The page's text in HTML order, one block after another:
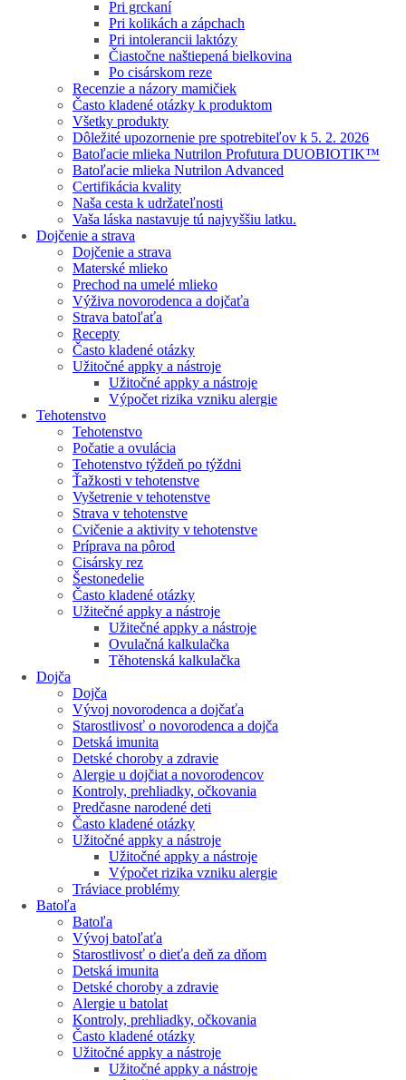
Pri grckaní
Pri kolikách a zápchach
Pri intolerancii laktózy
Čiastočne naštiepená bielkovina
Po cisárskom reze
Recenzie a názory mamičiek
Často kladené otázky k produktom
Všetky produkty
Dôležité upozornenie pre spotrebiteľov k 5. 2. 2026
Batoľacie mlieka Nutrilon Profutura DUOBIOTIK™
Batoľacie mlieka Nutrilon Advanced
Certifikácia kvality
Naša cesta k udržateľnosti
Vaša láska nastavuje tú najvyššiu latku.
Dojčenie a strava
Dojčenie a strava
Materské mlieko
Prechod na umelé mlieko
Výživa novorodenca a dojčaťa
Strava batoľaťa
Recepty
Často kladené otázky
Užitočné appky a nástroje
Užitočné appky a nástroje
Výpočet rizika vzniku alergie
Tehotenstvo
Tehotenstvo
Počatie a ovulácia
Tehotenstvo týždeň po týždni
Ťažkosti v tehotenstve
Vyšetrenie v tehotenstve
Strava v tehotenstve
Cvičenie a aktivity v tehotenstve
Príprava na pôrod
Cisársky rez
Šestonedelie
Často kladené otázky
Užitečné appky a nástroje
Užitečné appky a nástroje
Ovulačná kalkulačka
Těhotenská kalkulačka
Dojča
Dojča
Vývoj novorodenca a dojčaťa
Starostlivosť o novorodenca a dojča
Detská imunita
Detské choroby a zdravie
Alergie u dojčiat a novorodencov
Kontroly, prehliadky, očkovania
Predčasne narodené deti
Často kladené otázky
Užitočné appky a nástroje
Užitočné appky a nástroje
Výpočet rizika vzniku alergie
Tráviace problémy
Batoľa
Batoľa
Vývoj batoľaťa
Starostlivosť o dieťa deň za dňom
Detská imunita
Detské choroby a zdravie
Alergie u batolat
Kontroly, prehliadky, očkovania
Často kladené otázky
Užitočné appky a nástroje
Užitočné appky a nástroje